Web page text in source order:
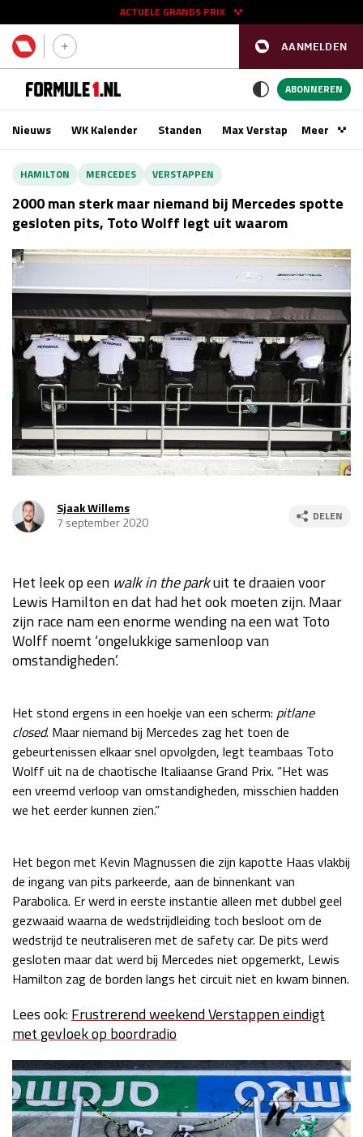
AANMELDEN
ACTUELE GRANDS PRIX
11 - 13 sep
Race
24 - 26 sep
Kwalificatie
vr 14:00 - 15:00
Race
za 13:00 - 15:00
Kwalificatie
za 15:00 - 16:00
Race
zo 14:00 - 16:00
GP VERENIGDE STATEN 2026 23 - 25 okt
Kwalificatie
za 23:00 - 00:00
GP MEXICO 2026 30 okt - 01 nov
Kwalificatie
za 22:00 - 23:00
Race
zo 21:00 - 23:00
GP SÃO PAULO 2026
Kwalificatie
za 19:00 - 20:00
Race
zo 18:00 - 20:00
Kwalificatie
za 05:00 - 06:00
Race
GP QATAR 2026 27 - 29 nov
Kwalificatie
za 19:00 - 20:00
zo 17:00 - 19:00
GP ABU DHABI 2026 04 - 06 dec
Race
zo 14:00 - 16:00
ABONNEREN
Nieuws WK Kalender Standen Max VerstappenMeer
HAMILTON MERCEDES VERSTAPPEN
2000 man sterk maar niemand bij Mercedes spotte
gesloten pits, Toto Wolff legt uit waarom
Sjaak Willems
7 september 2020
DELEN
Het leek op een walk in the parkuit te draaien voor
Lewis Hamilton en dat had het ook moeten zijn. Maar
zijn race nam een enorme wending na een wat Toto
Wolff noemt ‘ongelukkige samenloop van
omstandigheden’.
Het stond ergens in een hoekje van een scherm: pitlane
closed. Maar niemand bij Mercedes zag het toen de
gebeurtenissen elkaar snel opvolgden, legt teambaas Toto
Wolff uit na de chaotische Italiaanse Grand Prix. “Het was
een vreemd verloop van omstandigheden, misschien hadden
we het eerder kunnen zien.”
Het begon met Kevin Magnussen die zijn kapotte Haas vlakbij
de ingang van pits parkeerde, aan de binnenkant van
Parabolica. Er werd in eerste instantie alleen met dubbel geel
gezwaaid waarna de wedstrijdleiding toch besloot om de
wedstrijd te neutraliseren met de safety car. De pits werd
gesloten maar dat werd bij Mercedes niet opgemerkt, Lewis
Hamilton zag de borden langs het circuit niet en kwam binnen.
Lees ook:Frustrerend weekend Verstappen eindigt
met gevloek op boordradio